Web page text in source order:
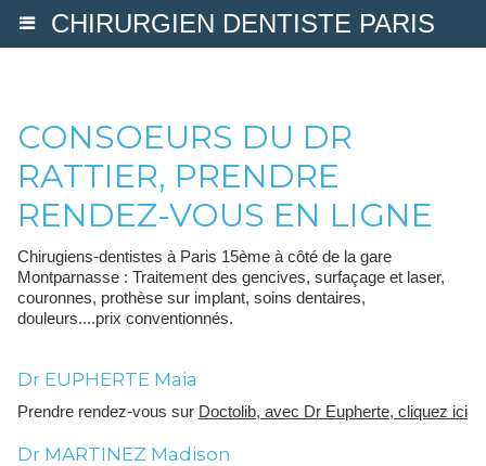
CHIRURGIEN DENTISTE PARIS
CONSOEURS DU DR
RATTIER, PRENDRE
RENDEZ-VOUS EN LIGNE
Chirugiens-dentistes à Paris 15ème à côté de la gare
Montparnasse : Traitement des gencives, surfaçage et laser,
couronnes, prothèse sur implant, soins dentaires,
douleurs....prix conventionnés.
Dr EUPHERTE Maia
Prendre rendez-vous sur Doctolib, avec Dr Eupherte, cliquez ici
Dr MARTINEZ Madison